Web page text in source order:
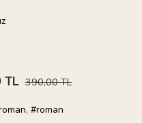
TL 390,00 TL
, #roman